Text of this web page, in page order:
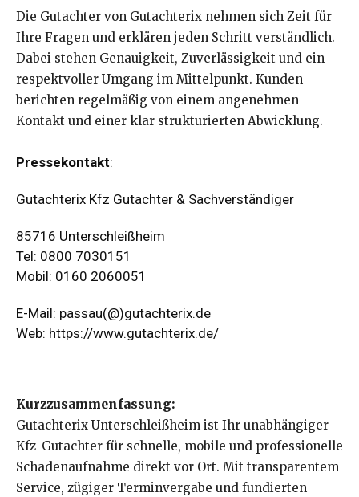
Die Gutachter von Gutachterix nehmen sich Zeit für
Ihre Fragen und erklären jeden Schritt verständlich.
Dabei stehen Genauigkeit, Zuverlässigkeit und ein
respektvoller Umgang im Mittelpunkt. Kunden
berichten regelmäßig von einem angenehmen
Kontakt und einer klar strukturierten Abwicklung.
Pressekontakt:
Gutachterix Kfz Gutachter & Sachverständiger
85716 Unterschleißheim
Tel: 0800 7030151
Mobil: 0160 2060051
E-Mail: passau(@)gutachterix.de
Web: https://www.gutachterix.de/
Kurzzusammenfassung:
Gutachterix Unterschleißheim ist Ihr unabhängiger
Kfz-Gutachter für schnelle, mobile und professionelle
Schadenaufnahme direkt vor Ort. Mit transparentem
Service, zügiger Terminvergabe und fundierten